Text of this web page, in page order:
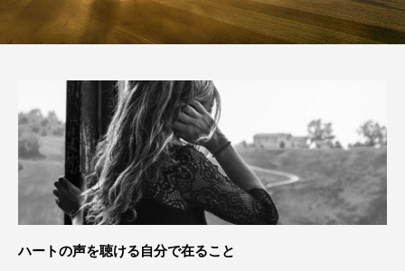
ハートの声を聴ける自分で在ること